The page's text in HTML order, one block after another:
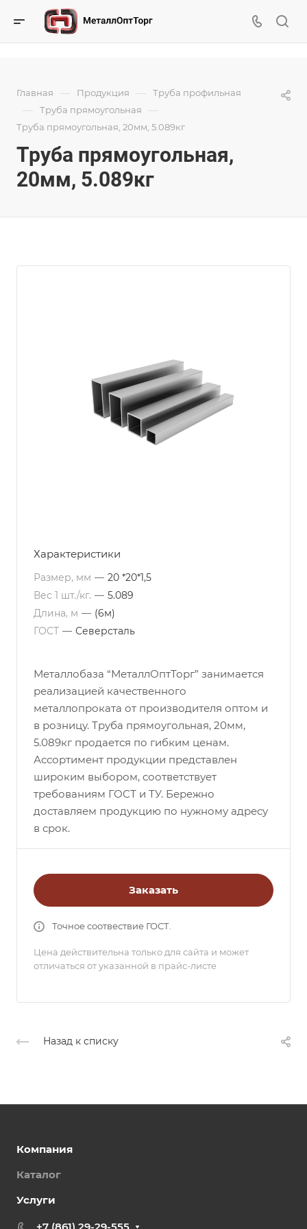
Главная — Продукция — Труба профильная
— Труба прямоугольная —
Труба прямоугольная, 20мм, 5.089кг
Труба прямоугольная,
20мм, 5.089кг
Характеристики
Размер, мм — 20 *20*1,5
Вес 1 шт./кг. — 5.089
Длина, м — (6м)
ГОСТ — Северсталь
Металлобаза “МеталлОптТорг” занимается
реализацией качественного
металлопроката от производителя оптом и
в розницу. Труба прямоугольная, 20мм,
5.089кг продается по гибким ценам.
Ассортимент продукции представлен
широким выбором, соответствует
требованиям ГОСТ и ТУ. Бережно
доставляем продукцию по нужному адресу
в срок.
Заказать
Точное соотвествие ГОСТ.
Цена действительна только для сайта и может
отличаться от указанной в прайс-листе
Назад к списку
Компания
Каталог
Услуги